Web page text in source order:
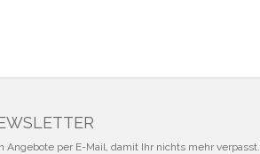
per E-Mail, damit Ihr nichts mehr verpasst.